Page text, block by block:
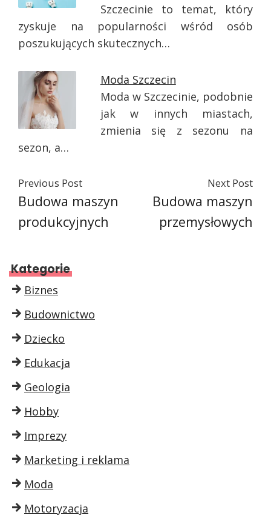
Szczecinie to temat, który
zyskuje na popularności wśród osób
poszukujących skutecznych…
Moda Szczecin
Moda w Szczecinie, podobnie
jak w innych miastach,
zmienia się z sezonu na
sezon, a…
Previous Post
Budowa maszyn
produkcyjnych
Next Post
Budowa maszyn
przemysłowych
Kategorie
Biznes
Budownictwo
Dziecko
Edukacja
Geologia
Hobby
Imprezy
Marketing i reklama
Moda
Motoryzacja